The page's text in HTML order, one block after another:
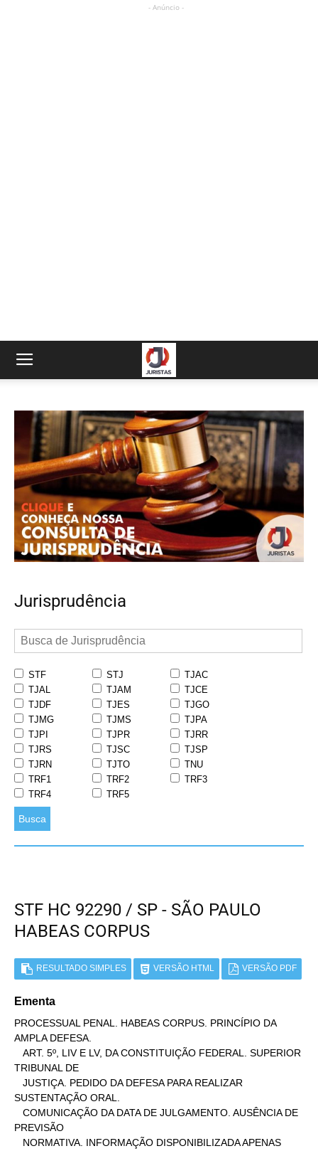
- Anúncio -
Jurisprudência
STF STJ
TJAC
TJAL
TJAM
TJCE
TJDF
TJES
TJGO
TJMG
TJMS
TJPA
TJPI
TJPR
TJRR
TJRS
TJSC
TJSP
TJRN
TJTO
TNU
TRF1
TRF2
TRF3
TRF4
TRF5
Busca
STF HC 92290 / SP - SÃO PAULO
HABEAS CORPUS
RESULTADO SIMPLES VERSÃO HTML VERSÃO PDF
Ementa
PROCESSUAL PENAL. HABEAS CORPUS. PRINCÍPIO DA
AMPLA DEFESA.
TRIBUNAL DE
SUSTENTAÇÃO ORAL.
PREVISÃO